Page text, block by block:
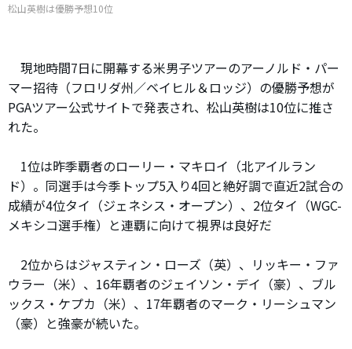
松山英樹は優勝予想10位
現地時間7日に開幕する米男子ツアーのアーノルド・パー
マー招待（フロリダ州／ベイヒル＆ロッジ）の優勝予想が
PGAツアー公式サイトで発表され、松山英樹は10位に推さ
れた。
1位は昨季覇者のローリー・マキロイ（北アイルラン
ド）。同選手は今季トップ5入り4回と絶好調で直近2試合の
成績が4位タイ（ジェネシス・オープン）、2位タイ（WGC-
メキシコ選手権）と連覇に向けて視界は良好だ
2位からはジャスティン・ローズ（英）、リッキー・ファ
ウラー（米）、16年覇者のジェイソン・デイ（豪）、ブル
ックス・ケプカ（米）、17年覇者のマーク・リーシュマン
（豪）と強豪が続いた。